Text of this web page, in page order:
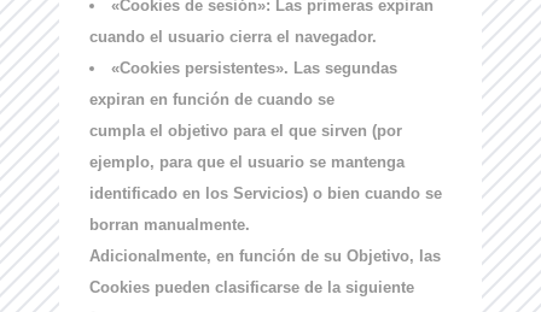
«Cookies de sesión»: Las primeras expiran
cuando el usuario cierra el navegador.
«Cookies persistentes». Las segundas
expiran en función de cuando se
cumpla el objetivo para el que sirven (por
ejemplo, para que el usuario se mantenga
identificado en los Servicios) o bien cuando se
borran manualmente.
Adicionalmente, en función de su Objetivo, las
Cookies pueden clasificarse de la siguiente